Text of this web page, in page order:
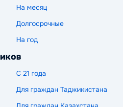
На месяц
Долгосрочные
На год
С 21 года
Для граждан Таджикистана